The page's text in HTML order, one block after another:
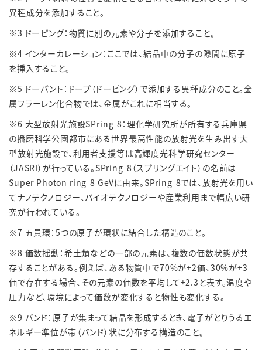
異種成分を添加すること。
※3 ドーピング：物質に別の元素や分子を添加すること。
※4 インターカレーション：ここでは、結晶中の分子の隙間に原子
を挿入すること。
※5 ドーパント：ドープ（ドーピング）で添加する異種成分のこと。金
属フラーレン化合物では、金属がこれに相当する。
※6 大型放射光施設SPring-8：理化学研究所が所有する兵庫県
の播磨科学公園都市にある世界最高性能の放射光を生み出す大
型放射光施設で、利用者支援等は高輝度光科学研究センター
（JASRI）が行っている。SPring-8（スプリングエイト）の名前は
Super Photon ring-8 GeVに由来。SPring-8では、放射光を用い
てナノテクノロジー、バイオテクノロジーや産業利用まで幅広い研
究が行われている。
※7 五員環：5つの原子が環状に結合した構造のこと。
※8 価数揺動：希土類などの一部の元素は、複数の価数状態が共
存することがある。例えば、ある物質中で70%が+2価、30%が+3
価で存在する場合、その元素の価数を平均して+2.3と表す。温度や
圧力など、環境によって価数が変化すると物性も変化する。
※9 バンド：原子が集まって結晶を形成するとき、電子がとりうるエ
ネルギー準位が帯（バンド）状に分布する構造のこと。